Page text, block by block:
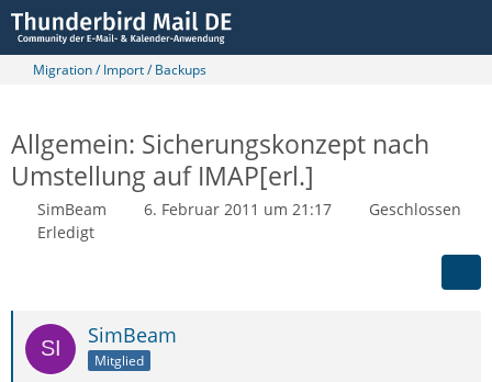
Migration / Import / Backups
Allgemein: Sicherungskonzept nach
Umstellung auf IMAP[erl.]
SimBeam 6. Februar 2011 um 21:17
Geschlossen
Erledigt
SimBeam
Mitglied